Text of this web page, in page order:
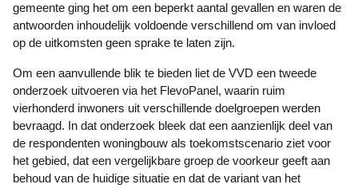
gemeente ging het om een beperkt aantal gevallen en waren de
antwoorden inhoudelijk voldoende verschillend om van invloed
op de uitkomsten geen sprake te laten zijn.
Om een aanvullende blik te bieden liet de VVD een tweede
onderzoek uitvoeren via het FlevoPanel, waarin ruim
vierhonderd inwoners uit verschillende doelgroepen werden
bevraagd. In dat onderzoek bleek dat een aanzienlijk deel van
de respondenten woningbouw als toekomstscenario ziet voor
het gebied, dat een vergelijkbare groep de voorkeur geeft aan
behoud van de huidige situatie en dat de variant van het